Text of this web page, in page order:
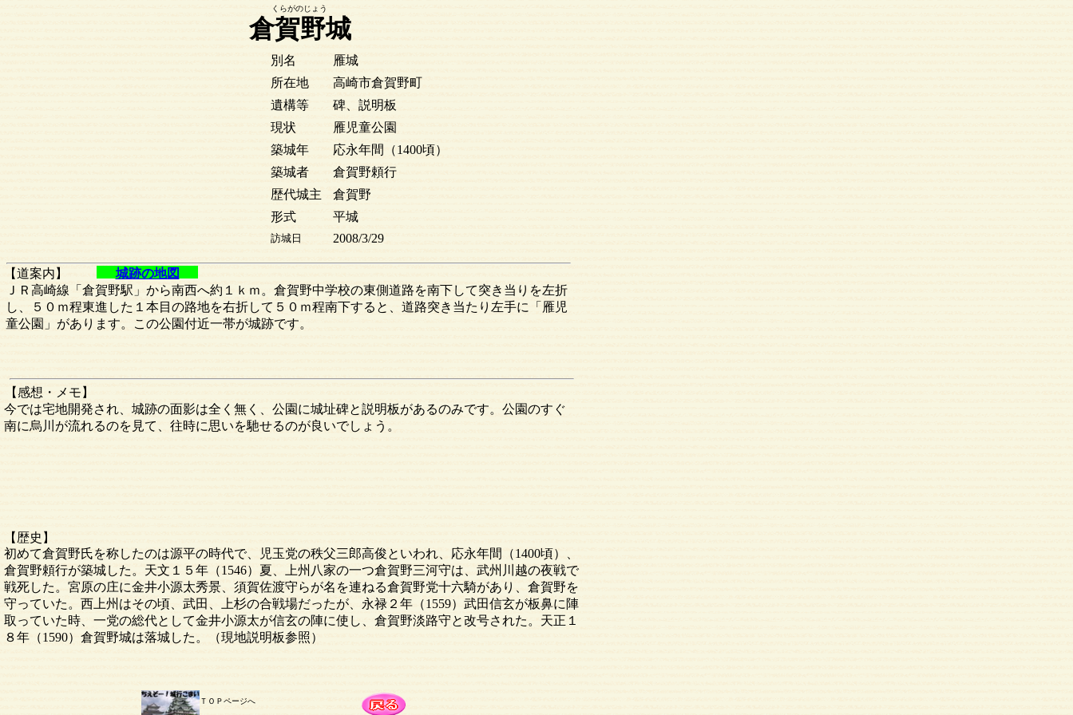
倉賀野城
【道案内】
城跡の地図
ＪＲ高崎線「倉賀野駅」から南西へ約１ｋｍ。倉賀野中学校の東側道路を南下して突き当りを左折
し、５０ｍ程東進した１本目の路地を右折して５０ｍ程南下すると、道路突き当たり左手に「雁児
童公園」があります。この公園付近一帯が城跡です。
【感想・メモ】
今では宅地開発され、城跡の面影は全く無く、公園に城址碑と説明板があるのみです。公園のすぐ
南に烏川が流れるのを見て、往時に思いを馳せるのが良いでしょう。
初めて倉賀野氏を称したのは源平の時代で、児玉党の秩父三郎高俊といわれ、応永年間（1400頃）、
倉賀野頼行が築城した。天文１５年（1546）夏、上州八家の一つ倉賀野三河守は、武州川越の夜戦で
戦死した。宮原の庄に金井小源太秀景、須賀佐渡守らが名を連ねる倉賀野党十六騎があり、倉賀野を
守っていた。西上州はその頃、武田、上杉の合戦場だったが、永禄２年（1559）武田信玄が板鼻に陣
取っていた時、一党の総代として金井小源太が信玄の陣に使し、倉賀野淡路守と改号された。天正１
８年（1590）倉賀野城は落城した。（現地説明板参照）
【歴史】
別名
雁城
所在地
高崎市倉賀野町
遺構等
碑、説明板
現状
雁児童公園
築城年
応永年間（1400頃）
築城者
倉賀野頼行
歴代城主
倉賀野
形式
平城
訪城日 2008/3/29
くらがのじょう
ＴＯＰページへ